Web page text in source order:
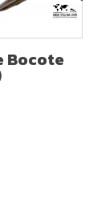
Bocote